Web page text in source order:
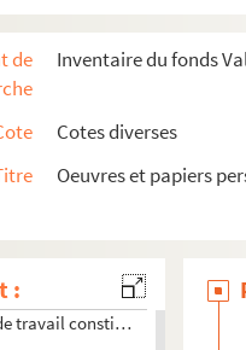
de
Inventaire du fonds
Cotes diverses
Oeuvres et papiers
:
d'A. Joly au Dr Baude
autographe d'A.H. Favreuil à
autographe de Jean Violette à
autographe dactylographiée
de L. Ledoux à un
à Lucien Descaves
travail constituées par